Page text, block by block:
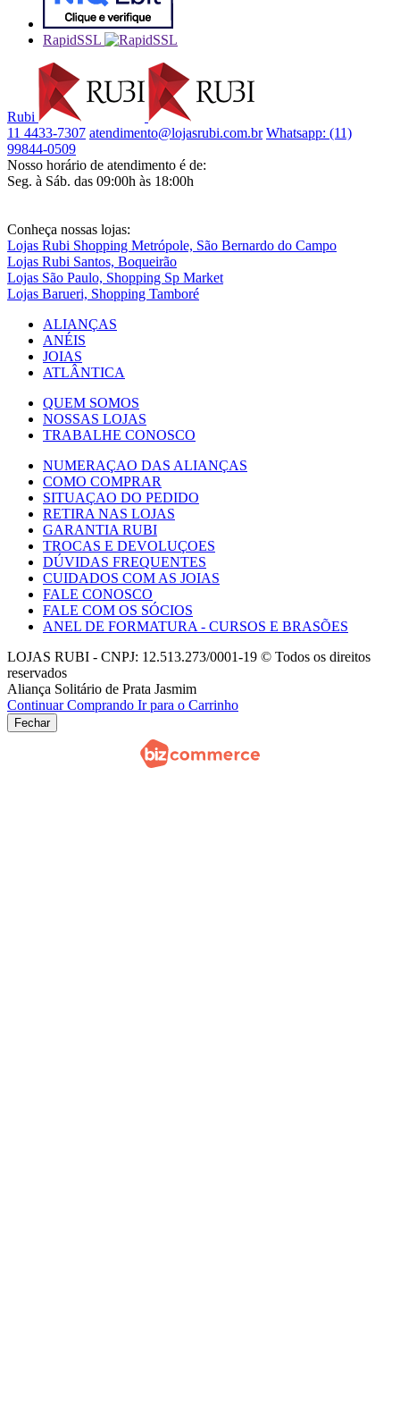
RapidSSL
Rubi
11 4433-7307 atendimento@lojasrubi.com.br Whatsapp: (11)
99844-0509
Nosso horário de atendimento é de:
Seg. à Sáb. das 09:00h às 18:00h
Conheça nossas lojas:
Lojas Rubi Shopping Metrópole, São Bernardo do Campo
Lojas Rubi Santos, Boqueirão
Lojas São Paulo, Shopping Sp Market
Lojas Barueri, Shopping Tamboré
ALIANÇAS
ANÉIS
JOIAS
ATLÂNTICA
QUEM SOMOS
NOSSAS LOJAS
TRABALHE CONOSCO
NUMERAÇAO DAS ALIANÇAS
COMO COMPRAR
SITUAÇAO DO PEDIDO
RETIRA NAS LOJAS
GARANTIA RUBI
TROCAS E DEVOLUÇOES
DÚVIDAS FREQUENTES
CUIDADOS COM AS JOIAS
FALE CONOSCO
FALE COM OS SÓCIOS
ANEL DE FORMATURA - CURSOS E BRASÕES
LOJAS RUBI - CNPJ: 12.513.273/0001-19 © Todos os direitos
reservados
Aliança Solitário de Prata Jasmim
Continuar Comprando Ir para o Carrinho
Fechar